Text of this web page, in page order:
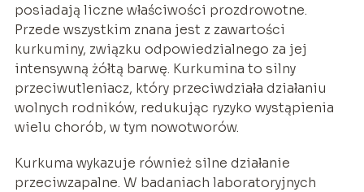
posiadają liczne właściwości prozdrowotne.
Przede wszystkim znana jest z zawartości
kurkuminy, związku odpowiedzialnego za jej
intensywną żółtą barwę. Kurkumina to silny
przeciwutleniacz, który przeciwdziała działaniu
wolnych rodników, redukując ryzyko wystąpienia
wielu chorób, w tym nowotworów.
Kurkuma wykazuje również silne działanie
przeciwzapalne. W badaniach laboratoryjnych